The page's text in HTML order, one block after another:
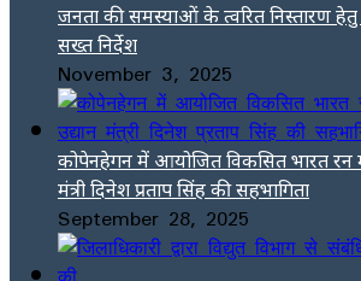
जनता की समस्याओं के त्वरित निस्तारण हेतु
सख्त निर्देश
November 3, 2025
कोपेनहेगन में आयोजित विकसित भारत रन में
मंत्री दिनेश प्रताप सिंह की सहभागिता
September 28, 2025